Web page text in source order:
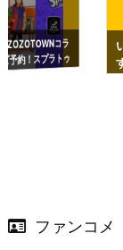
コラ
予約！スプラトゥ
ップも渋谷Hz
ファンコメ